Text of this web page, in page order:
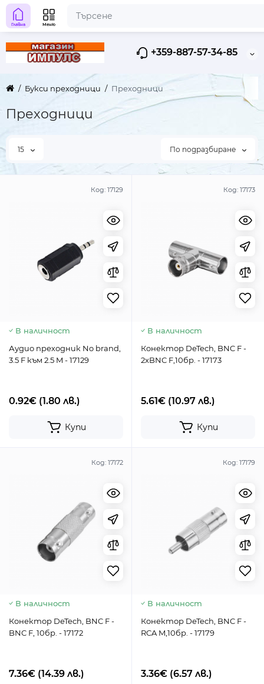
+359-887-57-34-85
Главна Меню
Букси преходници Преходници
Преходници
15 По подразбиране
Код: 17129
В наличност
Аудио преходник No brand,
3.5 F към 2.5 M - 17129
0.92€ (1.80 лв.)
Купи
Код: 17173
В наличност
Конектор DeTech, BNC F -
2xBNC F,10бр. - 17173
5.61€ (10.97 лв.)
Купи
Код: 17172
В наличност
Конектор DeTech, BNC F -
BNC F, 10бр. - 17172
7.36€ (14.39 лв.)
Код: 17179
В наличност
Конектор DeTech, BNC F -
RCA M,10бр. - 17179
3.36€ (6.57 лв.)